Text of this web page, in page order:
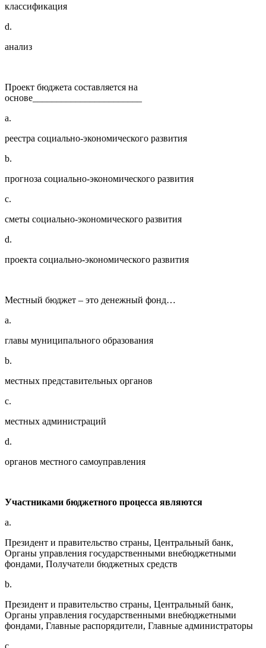
классификация
d.
анализ
Проект бюджета составляется на
основе_______________________
a.
реестра социально-экономического развития
b.
прогноза социально-экономического развития
c.
сметы социально-экономического развития
d.
проекта социально-экономического развития
Местный бюджет – это денежный фонд…
a.
главы муниципального образования
b.
местных представительных органов
c.
местных администраций
d.
органов местного самоуправления
Участниками бюджетного процесса являются
a.
Президент и правительство страны, Центральный банк,
Органы управления государственными внебюджетными
фондами, Получатели бюджетных средств
b.
Президент и правительство страны, Центральный банк,
Органы управления государственными внебюджетными
фондами, Главные распорядители, Главные администраторы
c.